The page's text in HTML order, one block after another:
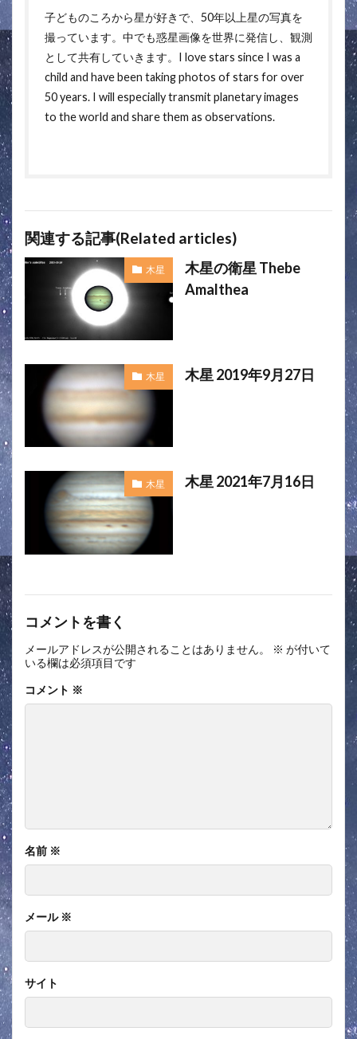
子どものころから星が好きで、50年以上星の写真を
撮っています。中でも惑星画像を世界に発信し、観測
として共有していきます。I love stars since I was a
child and have been taking photos of stars for over
50 years. I will especially transmit planetary images
to the world and share them as observations.
関連する記事(Related articles)
木星
木星の衛星 Thebe
Amalthea
木星 木星 2019年9月27日
木星 木星 2021年7月16日
コメントを書く
メールアドレスが公開されることはありません。 ※ が付いて
いる欄は必須項目です
コメント ※
名前 ※
メール ※
サイト